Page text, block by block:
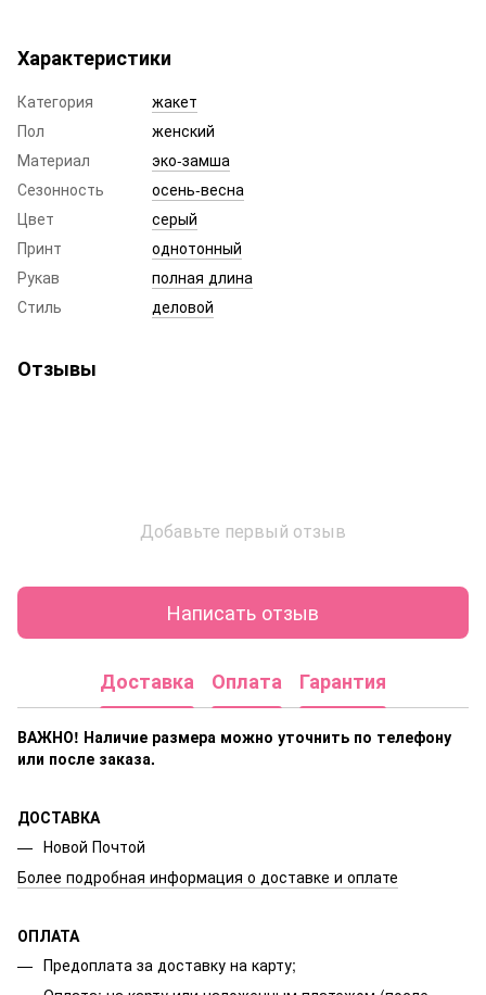
Характеристики
Категория
жакет
Пол
женский
Материал
эко-замша
Сезонность
осень-весна
Цвет
серый
Принт
однотонный
Рукав
полная длина
Стиль
деловой
Отзывы
Добавьте первый отзыв
Написать отзыв
Доставка Оплата Гарантия
ВАЖНО! Наличие размера можно уточнить по телефону
или после заказа.
ДОСТАВКА
Новой Почтой
Более подробная информация о доставке и оплате
ОПЛАТА
Предоплата за доставку на карту;